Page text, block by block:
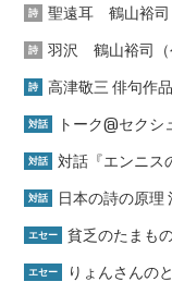
詩 聖遠耳 鶴山裕司
詩 羽沢 鶴山裕司（
詩 高津敬三 俳句作品
対話 トーク@セク
対話 対話『エンニス
対話 日本の詩の原理
エセー 貧乏のたまも
エセー りょんさんの